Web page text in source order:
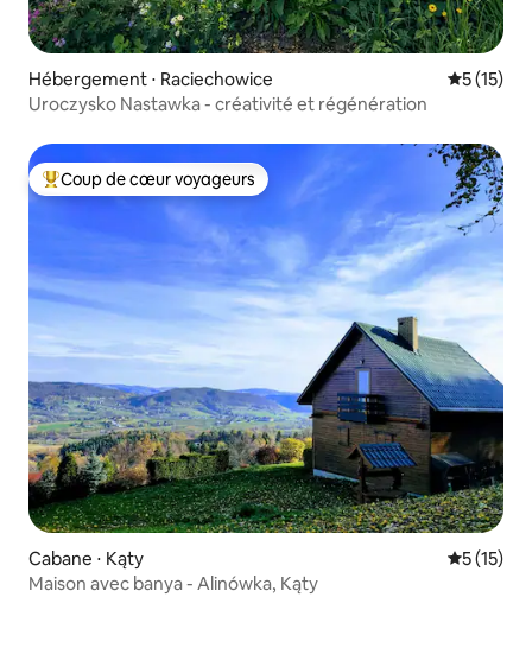
Hébergement ⋅ Raciechowice
5 (15)
Uroczysko Nastawka - créativité et régénération
Coups de cœur voyageurs les plus appréciés
Coup de cœur voyageurs
Cabane ⋅ Kąty
5 (15)
Maison avec banya - Alinówka, Kąty